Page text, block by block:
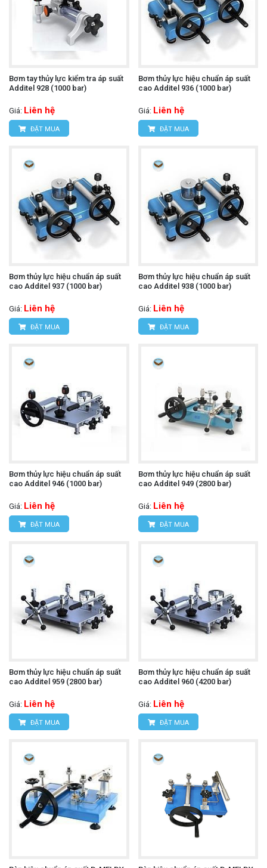
Bơm tay thủy lực kiểm tra áp suất
Additel 928 (1000 bar)
Giá: Liên hệ
ĐẶT MUA
Bơm thủy lực hiệu chuẩn áp suất
cao Additel 936 (1000 bar)
Giá: Liên hệ
ĐẶT MUA
Bơm thủy lực hiệu chuẩn áp suất
cao Additel 937 (1000 bar)
Giá: Liên hệ
ĐẶT MUA
Bơm thủy lực hiệu chuẩn áp suất
cao Additel 938 (1000 bar)
Giá: Liên hệ
ĐẶT MUA
Bơm thủy lực hiệu chuẩn áp suất
cao Additel 946 (1000 bar)
Giá: Liên hệ
ĐẶT MUA
Bơm thủy lực hiệu chuẩn áp suất
cao Additel 949 (2800 bar)
Giá: Liên hệ
ĐẶT MUA
Bơm thủy lực hiệu chuẩn áp suất
cao Additel 959 (2800 bar)
Giá: Liên hệ
ĐẶT MUA
Bơm thủy lực hiệu chuẩn áp suất
cao Additel 960 (4200 bar)
Giá: Liên hệ
ĐẶT MUA